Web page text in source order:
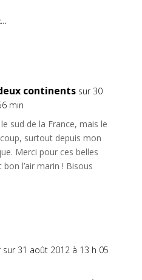
continents sur 30
min
sud de la France, mais le
surtout depuis mon
Merci pour ces belles
l’air marin ! Bisous
sur 31 août 2012 à 13 h 05